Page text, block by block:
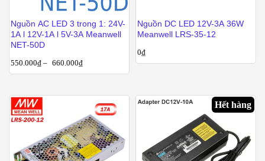
Nguồn AC LED 3 trong 1: 24V-
1A l 12V-1A l 5V-3A Meanwell
NET-50D
550.000₫ – 660.000₫
Nguồn DC LED 12V-3A 36W
Meanwell LRS-35-12
0₫
Hết hàng